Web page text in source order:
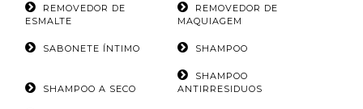
REMOVEDOR DE
ESMALTE
REMOVEDOR DE
MAQUIAGEM
SABONETE ÍNTIMO SHAMPOO
SHAMPOO A SECO
SHAMPOO
ANTIRRESIDUOS